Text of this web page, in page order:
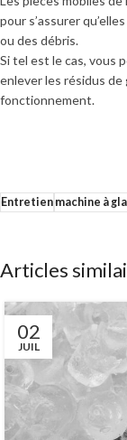
pour s’assurer
ou des débris.
Si tel est le cas, vous
enlever les résidus de
fonctionnement.
Entretienmachine à
Articles
02
JUIL